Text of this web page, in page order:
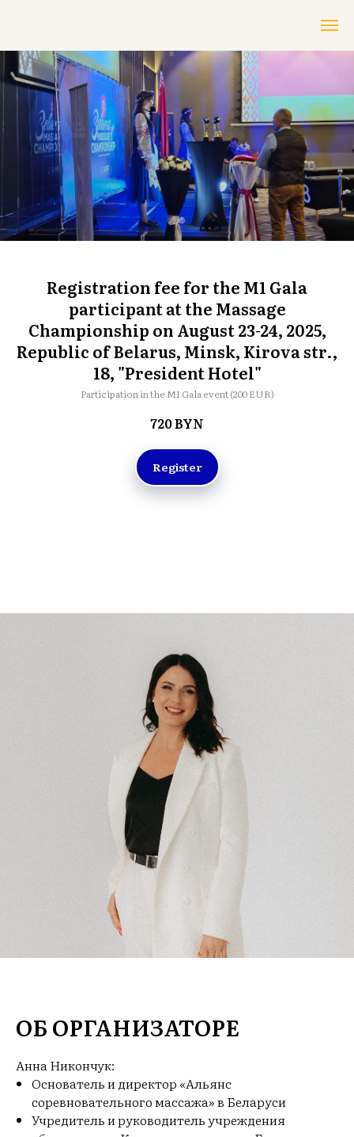
Registration fee for the M1 Gala
participant at the Massage
Championship on August 23-24, 2025,
Republic of Belarus, Minsk, Kirova str.,
18, "President Hotel"
Participation in the M1 Gala event (200 EUR)
720BYN
Register
ОБ ОРГАНИЗАТОРЕ
Анна Никончук:
Основатель и директор «Альянс
соревновательного массажа» в Беларуси
Учредитель и руководитель учреждения